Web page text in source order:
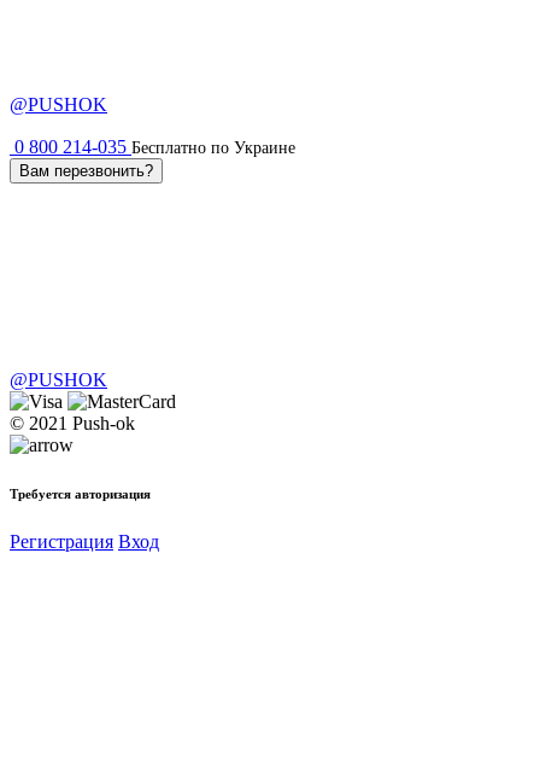
@PUSHOK
0 800 214-035 Бесплатно по Украине
Вам перезвонить?
@PUSHOK
© 2021 Push-ok
Требуется авторизация
Регистрация Вход